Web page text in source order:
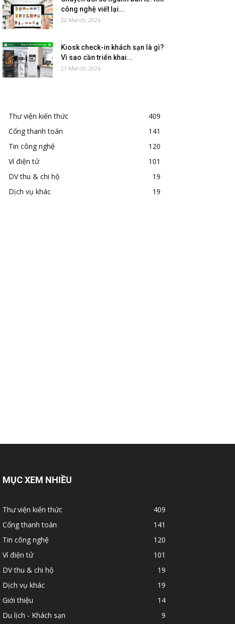
công nghệ viết lại...
22 March, 2026
Kiosk check-in khách sạn là gì?
Vì sao cần triển khai...
21 March, 2026
Thư viện kiến thức
409
Cổng thanh toán
141
Tin công nghệ
120
Ví điện tử
101
DV thu & chi hộ
19
Dịch vụ khác
19
MỤC XEM NHIỀU
Thư viện kiến thức
409
Cổng thanh toán
141
Tin công nghệ
120
Ví điện tử
101
DV thu & chi hộ
19
Dịch vụ khác
19
Giới thiệu
14
Du lịch - Khách sạn
9